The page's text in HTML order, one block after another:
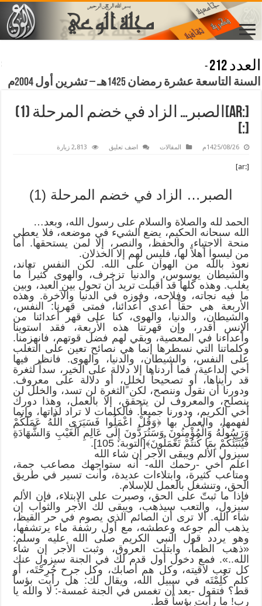
العدد 212
-
السنة التاسعة عشرة رمضان 1425هـ – تشرين أول 2004م
[:ar]الصبر… الزاد في خضم المرحلة (1)
[:]
1425/08/26م المقالات اضف تعليق 2,813 زيارة
[:ar]
الصبر… الزاد في خضم المرحلة (1)
الحمد لله والصلاة والسلام على رسول الله، وبعد…
الله سبحانه الحكيم، يضع الشيء في موضعه، فلا يعطي
منحة الاجتباء، والحفظ، والنصر، إلا لمن يستحقها. أما
من ليسوا أهلاً لها، فليس لهم إلا الخذلان.
نعوذ بالله من الهوان على الله. لكن النفس تعاند،
والشيطان يوسوس، والدنيا تزخرف، والهوى كثيراً ما
يغلب. وهذه كلها قد أقبلت تريد أن تحول بين العبد، وبين
ما فيه نجاته، وفلاحه، وفوزه في الدنيا والآخرة. وهذه
الأربعة هي حقاً أعدى أعدائنا، فمتى قهرنا: النفس،
والشيطان، والدنيا، والهوى، كنا على قهر أعدائنا من
الإنس أقدر، وإن قهرتنا هذه الأربعة، فقد استوينا
وأعداءنا في المعصية، وبقي لهم فضل قوتهم، فانهزمنا.
وكلماتنا التي نسطرها إنما هي نصائح تعين على التغلب
على النفس، والشيطان، والدنيا، والهوى. فانظر فيها
أخي الداعية، فما أردناها إلا دلالة على الخير، سداً لثغرة
قد رأيناها، أو تصحيحاً لخللٍ، أو دلالة على معروف.
ودورنا أن نقول وننصح، لكن الثغرة لن تسد، والخلل لن
ينصلح، والمعروف لن يتحقق، إلا بالعمل، وهذا دورك
أخي الكريم، ودورنا جميعاً. فالكلمات لا تراد لذاتها، وإنما
لفهمها، والعمل بها ﴿وَقُلْ اعْمَلُوا فَسَيَرَى اللَّهُ عَمَلَكُمْ
وَرَسُولُهُ وَالْمُؤْمِنُونَ وَسَتُرَدُّونَ إِلَى عَالِمِ الْغَيْبِ وَالشَّهَادَةِ
فَيُنَبِّئُكُمْ بِمَا كُنتُمْ تَعْمَلُونَ﴾[التوبة: 105].
سيزول الألم ويبقى الأجر إن شاء الله
اعلم أخي -رحمك الله- أنه ستواجهك مصاعب جمة،
ومتاعب كثيرة، وابتلاءات عديدة، وأنت تسير في طريق
الحق، وتنشغل بالعمل للإسلام.
فإذا ما ثبتّ على الحق، وصبرت على الابتلاء، فإن الألم
سيزول، والتعب سيذهب، ويبقى لك الأجر والثواب إن
شاء الله. ألا ترى أن الصائم الذي يصوم في حر القيظ،
يذهب ألم جوعه وعطشه، مع أول رشفة ماء يرتشفها،
وهو يردد قول النبي الكريم صلى الله عليه وسلم:
«ذهب الظمأ، وابتلت العروق، وثبت الأجر إن شاء
الله..». فمع دخول أول قدم لك في الجنة سيزول عنك
كل تعب لاقيته، وكل هم أصابك، وكل جرح جُرِحْتَه، أو
كلم كُلِمْتَه في سبيل الله، ويقال لك: هل رأيت بؤساً
قط؟ فتقول -بعد أن تغمس في الجنة غمسة-: لا والله يا
رب! ما رأيت بؤساً قط.